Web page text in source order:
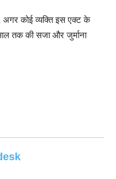
अगर कोई व्यक्ति इस एक्ट के
तक की सजा और जुर्माना